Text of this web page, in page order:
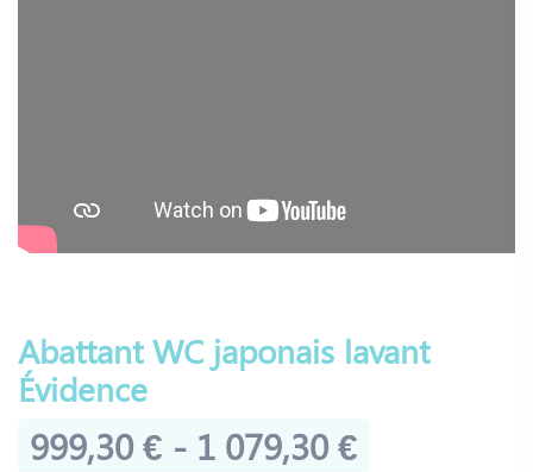
Abattant WC japonais lavant
Évidence
999,30 € - 1 079,30 €